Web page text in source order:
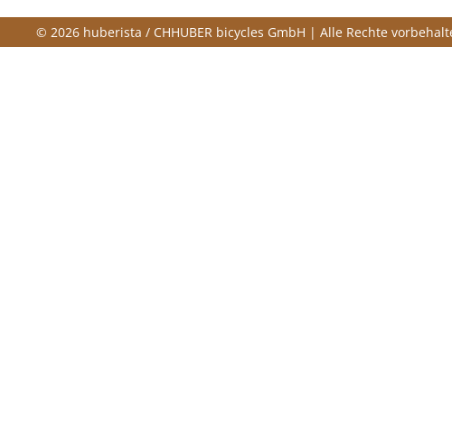
© 2026 huberista / CHHUBER bicycles GmbH | Alle Rechte